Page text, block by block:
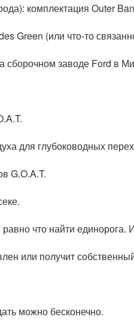
комплектация Outer
Green (или что-то
заводе Ford в
для глубоководных
G.O.A.T.
что найти единорога.
или получит
можно бесконечно.